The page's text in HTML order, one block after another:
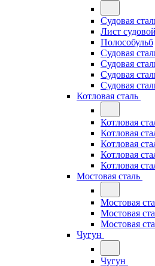
Судовая
Лист
Полособульб
Судовая
Судовая
Судовая
Судовая
Котловая сталь
Котловая
Котловая
Котловая
Котловая
Котловая
Мостовая сталь
Мостовая
Мостовая
Мостовая
Чугун
Чугун